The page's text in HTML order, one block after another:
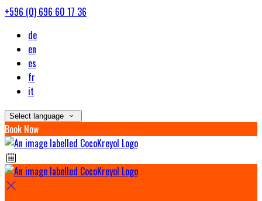
+596 (0) 696 60 17 36
de
en
es
fr
it
Select language
Book Now